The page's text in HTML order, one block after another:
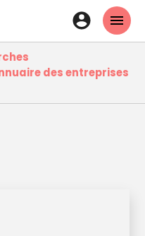
En-
tête
-
des entreprises